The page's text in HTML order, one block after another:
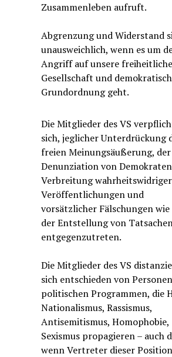
Zusammenleben aufruft.
Abgrenzung und Widerstand
unausweichlich, wenn es um
Angriff auf unsere freiheitliche
Gesellschaft und
Grundordnung geht.
Die Mitglieder des VS
sich, jeglicher Unterdrückung
freien Meinungsäußerung, der
Denunziation von
Verbreitung wahrheitswidriger
Veröffentlichungen und
vorsätzlicher Fälschungen wie
der Entstellung von
entgegenzutreten.
Die Mitglieder des VS
sich entschieden von
politischen Programmen, die
Nationalismus, Rassismus,
Antisemitismus, Homophobie,
Sexismus propagieren – auch
wenn Vertreter dieser